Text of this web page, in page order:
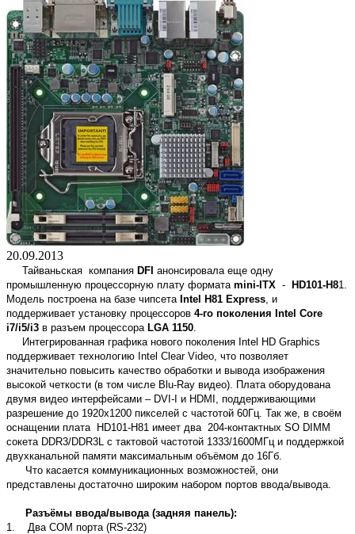
20.09.2013
Тайваньская компания DFI анонсировала еще одну
промышленную процессорную плату формата mini-ITX - HD101-H81.
Модель построена на базе чипсета Intel H81 Express , и
поддерживает установку процессоров 4-го поколения Intel Core
i7/i5/i3 в разъем процессора LGA 1150
Интегрированная графика нового поколения Intel HD Graphics
поддерживает технологию Intel Clear Video, что позволяет
значительно повысить качество обработки и вывода изображения
высокой четкости (в том числе Blu-Ray видео). Плата оборудована
двумя видео интерфейсами – DVI-I и HDMI, поддерживающими
разрешение до 1920х1200 пикселей с частотой 60Гц. Так же, в своём
оснащении плата HD101-H81 имеет два 204-контактных SO DIMM
сокета DDR3/DDR3L с тактовой частотой 1333/1600МГц и поддержкой
двухканальной памяти максимальным объёмом до 16Гб.
Что касается коммуникационных возможностей, они
представлены достаточно широким набором портов ввода/вывода.
Разъёмы ввода/вывода (задняя панель):
1. Два COM порта (RS-232)